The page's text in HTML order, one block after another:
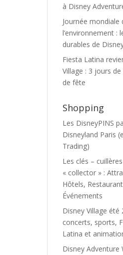
à Disney
Journée mondiale
l’environnement :
durables de
Fiesta Latina
Village : 3 jours
de fête
Shopping
Les DisneyPINS
Disneyland Paris
Trading)
Les clés – cuillères
« collector » :
Hôtels,
Événements
Disney Village été
concerts, sports,
Latina et
Disney Adventure